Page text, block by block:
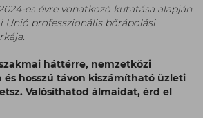
es évre vonatkozó kutatása alapján
Unió professzionális bőrápolási
háttérre, nemzetközi
és hosszú távon kiszámítható üzleti
Valósíthatod álmaidat, érd el